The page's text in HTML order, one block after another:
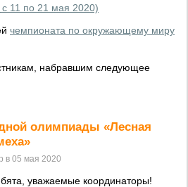
11 по 21 мая 2020)
чемпионата по окружающему миру
набравшим следующее
олимпиады «Лесная
в 05 мая 2020
уважаемые координаторы!